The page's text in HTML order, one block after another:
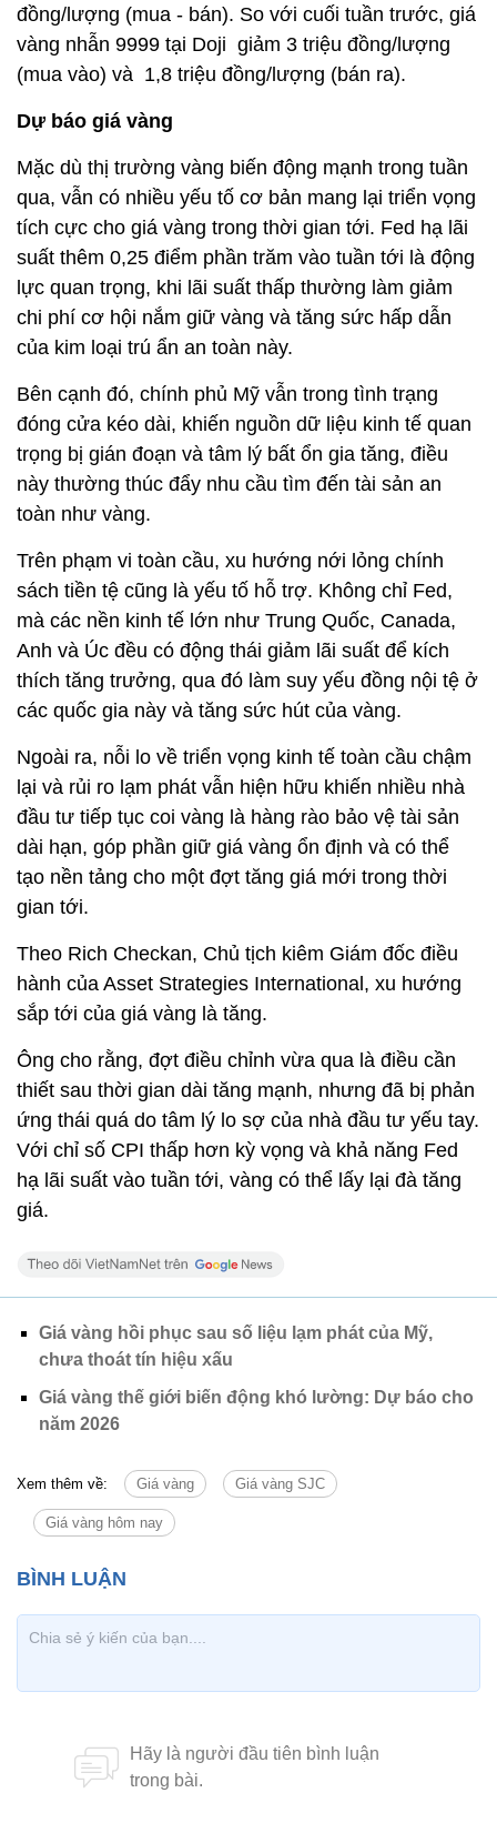
đồng/lượng (mua - bán). So với cuối tuần trước, giá
vàng nhẫn 9999 tại Doji giảm 3 triệu đồng/lượng
(mua vào) và 1,8 triệu đồng/lượng (bán ra).
Dự báo giá vàng
Mặc dù thị trường vàng biến động mạnh trong tuần
qua, vẫn có nhiều yếu tố cơ bản mang lại triển vọng
tích cực cho giá vàng trong thời gian tới. Fed hạ lãi
suất thêm 0,25 điểm phần trăm vào tuần tới là động
lực quan trọng, khi lãi suất thấp thường làm giảm
chi phí cơ hội nắm giữ vàng và tăng sức hấp dẫn
của kim loại trú ẩn an toàn này.
Bên cạnh đó, chính phủ Mỹ vẫn trong tình trạng
đóng cửa kéo dài, khiến nguồn dữ liệu kinh tế quan
trọng bị gián đoạn và tâm lý bất ổn gia tăng, điều
này thường thúc đẩy nhu cầu tìm đến tài sản an
toàn như vàng.
Trên phạm vi toàn cầu, xu hướng nới lỏng chính
sách tiền tệ cũng là yếu tố hỗ trợ. Không chỉ Fed,
mà các nền kinh tế lớn như Trung Quốc, Canada,
Anh và Úc đều có động thái giảm lãi suất để kích
thích tăng trưởng, qua đó làm suy yếu đồng nội tệ ở
các quốc gia này và tăng sức hút của vàng.
Ngoài ra, nỗi lo về triển vọng kinh tế toàn cầu chậm
lại và rủi ro lạm phát vẫn hiện hữu khiến nhiều nhà
đầu tư tiếp tục coi vàng là hàng rào bảo vệ tài sản
dài hạn, góp phần giữ giá vàng ổn định và có thể
tạo nền tảng cho một đợt tăng giá mới trong thời
gian tới.
Theo Rich Checkan, Chủ tịch kiêm Giám đốc điều
hành của Asset Strategies International, xu hướng
sắp tới của giá vàng là tăng.
Ông cho rằng, đợt điều chỉnh vừa qua là điều cần
thiết sau thời gian dài tăng mạnh, nhưng đã bị phản
ứng thái quá do tâm lý lo sợ của nhà đầu tư yếu tay.
Với chỉ số CPI thấp hơn kỳ vọng và khả năng Fed
hạ lãi suất vào tuần tới, vàng có thể lấy lại đà tăng
giá.
Giá vàng hồi phục sau số liệu lạm phát của Mỹ,
chưa thoát tín hiệu xấu
Giá vàng thế giới biến động khó lường: Dự báo cho
năm 2026
Xem thêm về: Giá vàng Giá vàng SJC
Giá vàng hôm nay